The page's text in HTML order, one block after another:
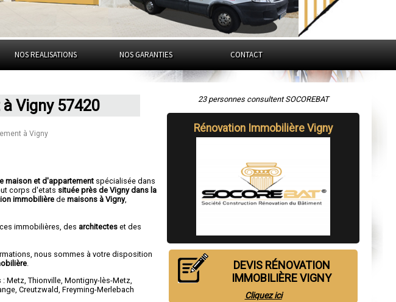
NOS REALISATIONS NOS GARANTIES CONTACT
Vigny 57420
à Vigny
maison et d'appartement spécialisée dans
corps d'etats située près de Vigny dans la
immobilièredemaisons à Vigny,
immobilières, des architectes et des
nous sommes à votre disposition
:Metz ,Thionville ,Montigny-lès-Metz
,Creutzwald ,Freyming-Merlebach
23 personnes consultent SOCOREBAT
Rénovation Immobilière Vigny
DEVIS RÉNOVATION
IMMOBILIÈRE VIGNY
Cliquez ici